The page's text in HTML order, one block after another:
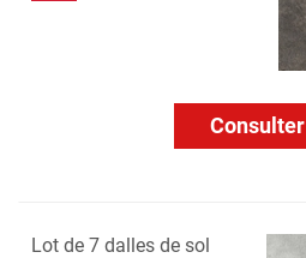
Consulter
Lot de 7 dalles de sol